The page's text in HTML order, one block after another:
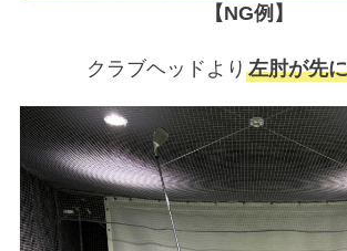
【NG例】
クラブヘッドより 左肘が先